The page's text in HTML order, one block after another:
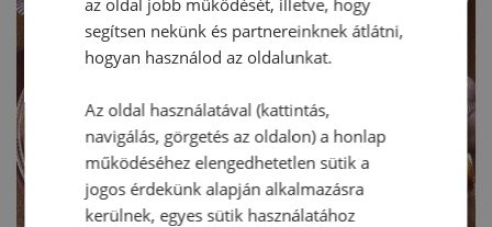
segítsen nekünk és partnereinknek átlátni,
hogyan használod az oldalunkat.
Az oldal használatával (kattintás,
navigálás, görgetés az oldalon) a honlap
működéséhez elengedhetetlen sütik a
jogos érdekünk alapján alkalmazásra
kerülnek, egyes sütik használatához